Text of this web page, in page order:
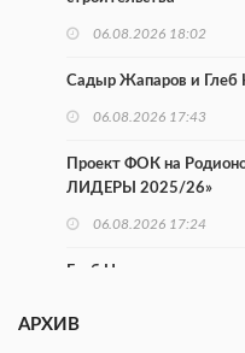
06.08.2026 18:02
Садыр Жапаров и Глеб
06.08.2026 17:43
Проект ФОК на
ЛИДЕРЫ 2025/26»
06.08.2026 17:24
Глеб Никитин
АРХИВ